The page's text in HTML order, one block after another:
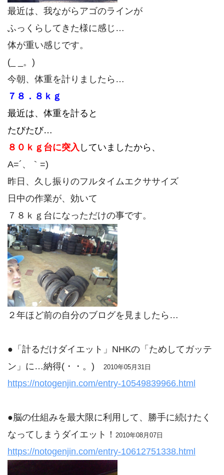
最近は、我ながらアゴのラインが
ふっくらしてきた様に感じ…
体が重い感じです。
(_ _。)
今朝、体重を計りましたら…
７８．８ｋｇ
最近は、体重を計ると
たびたび…
８０ｋｇ台に突入 していましたから、
A=´、｀=)ゞ
昨日、久し振りのフルタイムエクササイズ
日中の作業が、効いて
７８ｋｇ台になっただけの事です。
２年ほど前の自分のブログを見ましたら…
●「計るだけダイエット」NHKの「ためしてガッテ
ン」に…納得(・・。)ゞ
2010年05月31日
https://notogenjin.com/entry-10549839966.html
●脳の仕組みを最大限に利用して、勝手に続けたく
なってしまうダイエット！ 2010年08月07日
https://notogenjin.com/entry-10612751338.html